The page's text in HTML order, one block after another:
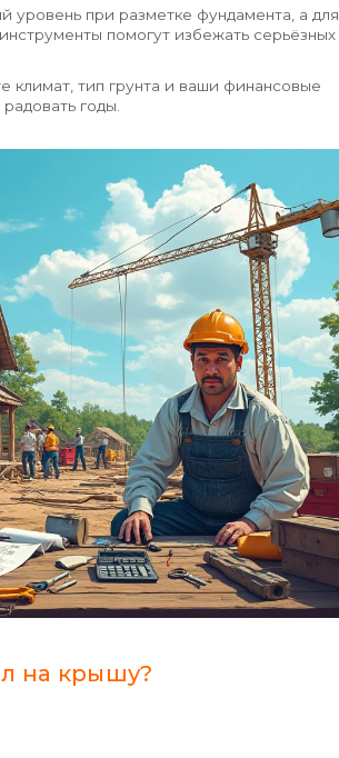
уровень при разметке фундамента, а для
помогут избежать серьёзных
климат, тип грунта и ваши финансовые
годы.
на крышу?